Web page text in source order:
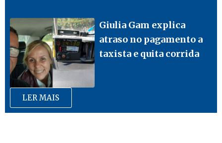
Giulia Gam explica
atraso no pagamento a
taxista e quita corrida
LER MAIS